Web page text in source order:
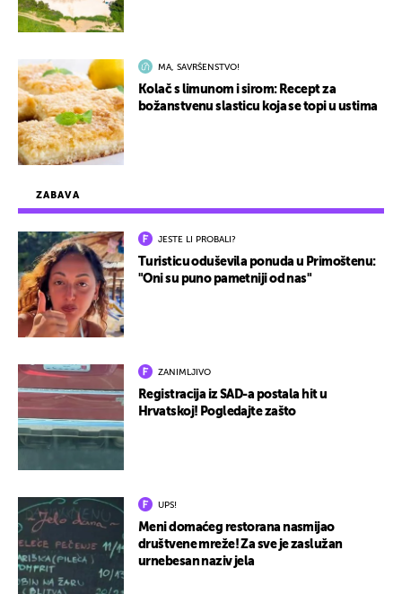
ZABAVA
JESTE LI PROBALI?
Turisticu oduševila ponuda u Primoštenu:
"Oni su puno pametniji od nas"
ZANIMLJIVO
Registracija iz SAD-a postala hit u
Hrvatskoj! Pogledajte zašto
UPS!
Meni domaćeg restorana nasmijao
društvene mreže! Za sve je zaslužan
urnebesan naziv jela
MA, SAVRŠENSTVO!
Kolač s limunom i sirom: Recept za
božanstvenu slasticu koja se topi u ustima